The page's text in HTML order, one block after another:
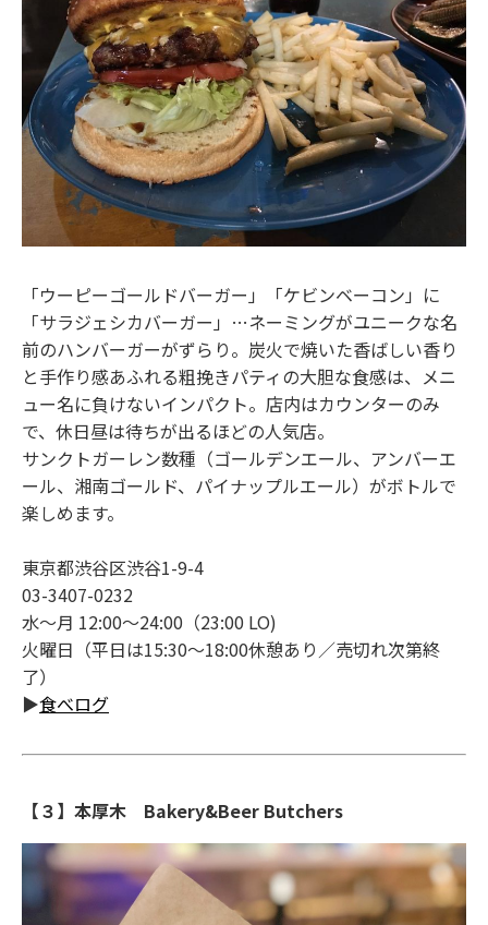
「ウーピーゴールドバーガー」「ケビンベーコン」に
「サラジェシカバーガー」…ネーミングがユニークな名
前のハンバーガーがずらり。炭火で焼いた香ばしい香り
と手作り感あふれる粗挽きパティの大胆な食感は、メニ
ュー名に負けないインパクト。店内はカウンターのみ
で、休日昼は待ちが出るほどの人気店。
サンクトガーレン数種（ゴールデンエール、アンバーエ
ール、湘南ゴールド、パイナップルエール）がボトルで
楽しめます。
東京都渋谷区渋谷1-9-4
03-3407-0232
水～月 12:00～24:00（23:00 LO)
火曜日（平日は15:30～18:00休憩あり／売切れ次第終
了）
▶食べログ
【３】本厚木 Bakery&Beer Butchers